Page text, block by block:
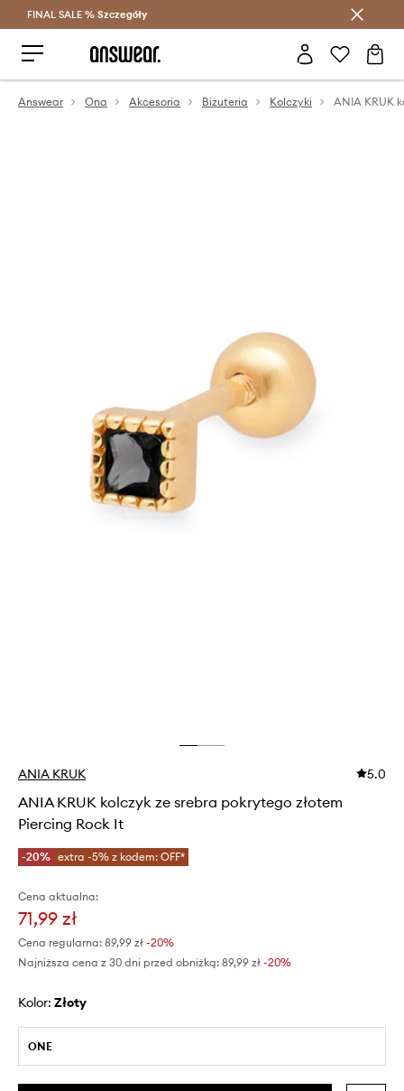
Oszczędzaj z Answear Club >
FINAL SALE % Szczegóły
Answear Ona Akcesoria Biżuteria Kolczyki
ANIA KRUK 5.0
ANIA KRUK kolczyk ze srebra pokrytego złotem
Piercing Rock It
-20% extra -5% z kodem: OFF*
Cena aktualna:
71,99 zł
Cena regularna: 89,99 zł -20%
Najniższa cena z 30 dni przed obniżką: 89,99 zł -20%
Kolor: złoty
ONE